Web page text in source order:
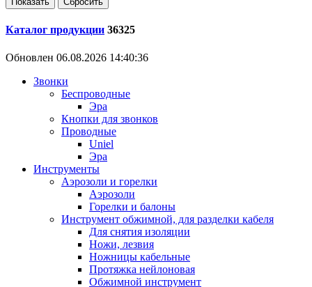
Каталог продукции 36325
Обновлен 06.08.2026 14:40:36
Звонки
Беспроводные
Эра
Кнопки для звонков
Проводные
Uniel
Эра
Инструменты
Аэрозоли и горелки
Аэрозоли
Горелки и балоны
Инструмент обжимной, для разделки кабеля
Для снятия изоляции
Ножи, лезвия
Ножницы кабельные
Протяжка нейлоновая
Обжимной инструмент